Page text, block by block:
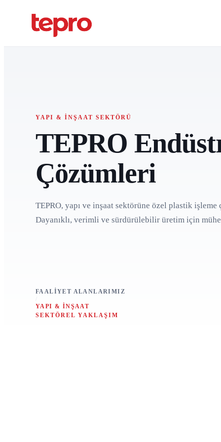
YAPI & İNŞAAT SEKTÖRÜ
TEPRO
Çözümleri
TEPRO, yapı ve inşaat sektörüne özel plastik işleme
Dayanıklı, verimli ve sürdürülebilir üretim için
FAALIYET ALANLARIMIZ
YAPI & İNŞAAT
SEKTÖREL YAKLAŞIM